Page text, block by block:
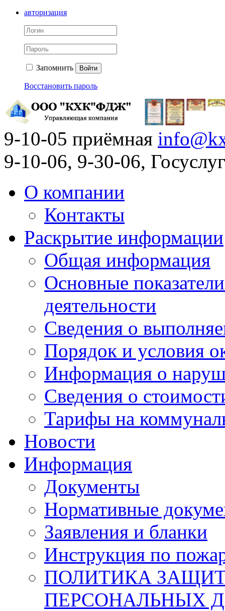
авторизация
Запомнить Войти
Восстановить пароль
9-10-05 приёмная
9-10-06, 9-30-06,
О компании
Контакты
Раскрытие информации
Общая информация
Основные
деятельности
Сведения о
Порядок и условия
Информация о
Сведения о
Тарифы на
Новости
Информация
Документы
Нормативные
Заявления и бланки
Инструкция по
ПОЛИТИКА
ПЕРСОНАЛЬНЫХ